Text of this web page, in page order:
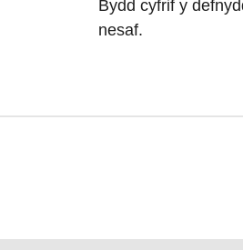
Bydd cyfrif y
nesaf.